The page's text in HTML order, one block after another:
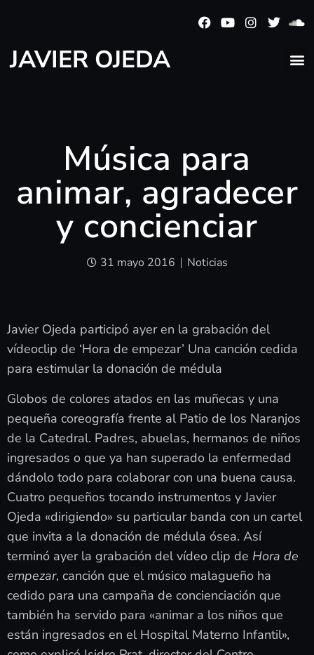
JAVIER OJEDA
Música para
animar, agradecer
y concienciar
31 mayo 2016 Noticias
Javier Ojeda participó ayer en la grabación del
vídeoclip de ‘Hora de empezar’ Una canción cedida
para estimular la donación de médula
Globos de colores atados en las muñecas y una
pequeña coreografía frente al Patio de los Naranjos
de la Catedral. Padres, abuelas, hermanos de niños
ingresados o que ya han superado la enfermedad
dándolo todo para colaborar con una buena causa.
Cuatro pequeños tocando instrumentos y Javier
Ojeda «dirigiendo» su particular banda con un cartel
que invita a la donación de médula ósea. Así
terminó ayer la grabación del vídeo clip de Hora de
empezar, canción que el músico malagueño ha
cedido para una campaña de concienciación que
también ha servido para «animar a los niños que
están ingresados en el Hospital Materno Infantil»,